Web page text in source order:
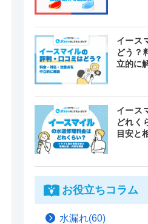
イース
どう？
立的に
イース
どれく
目安と
お役立ちコラム
水漏れ(60)